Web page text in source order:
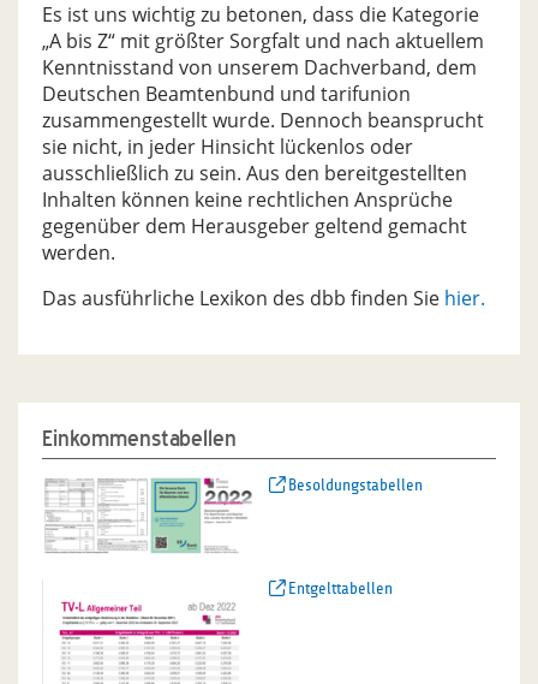
Es ist uns wichtig zu betonen, dass die Kategorie
„A bis Z“ mit größter Sorgfalt und nach aktuellem
Kenntnisstand von unserem Dachverband, dem
Deutschen Beamtenbund und tarifunion
zusammengestellt wurde. Dennoch beansprucht
sie nicht, in jeder Hinsicht lückenlos oder
ausschließlich zu sein. Aus den bereitgestellten
Inhalten können keine rechtlichen Ansprüche
gegenüber dem Herausgeber geltend gemacht
werden.
Das ausführliche Lexikon des dbb finden Sie hier.
Einkommenstabellen
Besoldungstabellen
Entgelttabellen